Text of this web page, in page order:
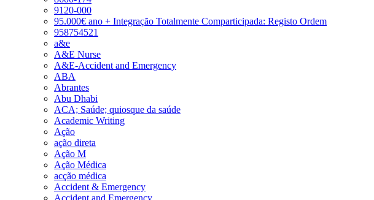
9120-000
95.000€ ano + Integração Totalmente Comparticipada: Registo Ordem
958754521
a&e
A&E Nurse
A&E-Accident and Emergency
ABA
Abrantes
Abu Dhabi
ACA; Saúde; quiosque da saúde
Academic Writing
Ação
ação direta
Ação M
Ação Médica
acção médica
Accident & Emergency
Accident and Emergency